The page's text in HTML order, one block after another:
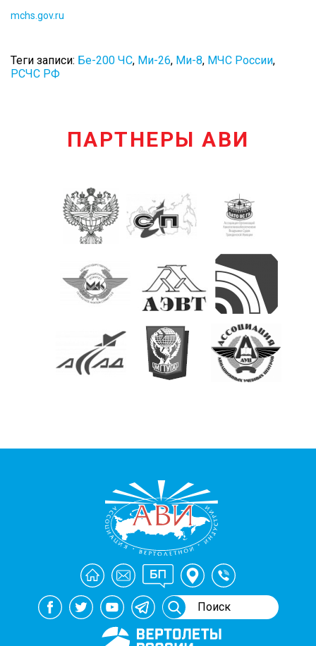
mchs.gov.ru
Теги записи: Бе-200 ЧС, Ми-26, Ми-8, МЧС России,
РСЧС РФ
ПАРТНЕРЫ АВИ